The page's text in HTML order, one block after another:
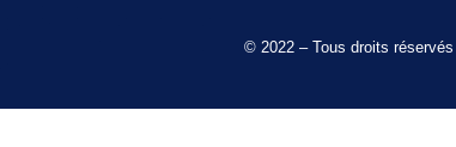
© 2022 – Tous droits